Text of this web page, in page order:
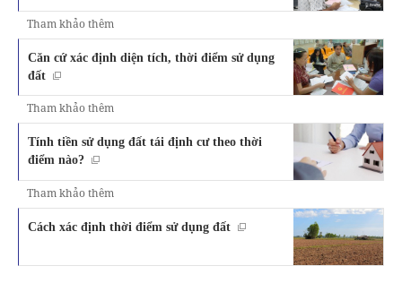
Tham khảo thêm
Căn cứ xác định diện tích, thời điểm sử dụng
đất
Tham khảo thêm
Tính tiền sử dụng đất tái định cư theo thời
điểm nào?
Tham khảo thêm
Cách xác định thời điểm sử dụng đất